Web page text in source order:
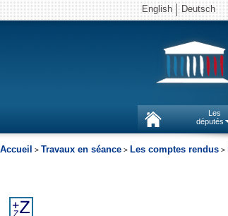
English Deutsch
Les
députés
Accueil > Travaux en séance > Les comptes rendus >